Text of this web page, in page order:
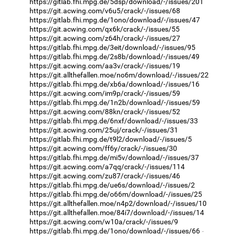
https://git.acwing.com/v6u5/crack/-/issues/68
https://gitlab.fhi.mpg.de/1ono/download/-/issues/47
https://git.acwing.com/qx6k/crack/-/issues/55
https://git.acwing.com/z64h/crack/-/issues/27
https://gitlab.fhi.mpg.de/3eit/download/-/issues/95
https://gitlab.fhi.mpg.de/2s8b/download/-/issues/49
https://git.acwing.com/aa3v/crack/-/issues/19
https://git.allthefallen.moe/no6m/download/-/issues/22
https://gitlab.fhi.mpg.de/xb6a/download/-/issues/16
https://git.acwing.com/im9p/crack/-/issues/59
https://gitlab.fhi.mpg.de/1n2b/download/-/issues/59
https://git.acwing.com/88kn/crack/-/issues/52
https://gitlab.fhi.mpg.de/6nxf/download/-/issues/33
https://git.acwing.com/25uj/crack/-/issues/31
https://gitlab.fhi.mpg.de/t9l2/download/-/issues/5
https://git.acwing.com/ff6y/crack/-/issues/30
https://gitlab.fhi.mpg.de/mi5v/download/-/issues/37
https://git.acwing.com/a7qq/crack/-/issues/114
https://git.acwing.com/zu87/crack/-/issues/46
https://gitlab.fhi.mpg.de/ue6s/download/-/issues/2
https://gitlab.fhi.mpg.de/o66m/download/-/issues/25
https://git.allthefallen.moe/n4p2/download/-/issues/10
https://git.allthefallen.moe/84i7/download/-/issues/14
https://git.acwing.com/w10a/crack/-/issues/9
https://gitlab.fhi.mpg.de/1ono/download/-/issues/66